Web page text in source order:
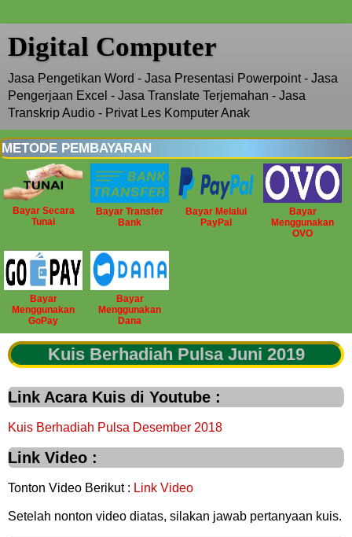
Digital Computer
Jasa Pengetikan Word - Jasa Presentasi Powerpoint - Jasa
Pengerjaan Excel - Jasa Translate Terjemahan - Jasa
Transkrip Audio - Privat Les Komputer Anak
METODE PEMBAYARAN
Bayar Secara
Tunai
Bayar Transfer
Bank
Bayar Melalui
PayPal
Bayar
Menggunakan
OVO
Bayar
Menggunakan
GoPay
Bayar
Menggunakan
Dana
Kuis Berhadiah Pulsa Juni 2019
Link Acara Kuis di Youtube :
Kuis Berhadiah Pulsa Desember 2018
Link Video :
Tonton Video Berikut : Link Video
Setelah nonton video diatas, silakan jawab pertanyaan kuis.